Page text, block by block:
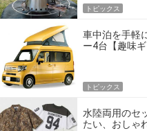
トピックス
車中泊を手軽
ー4台【趣味ギ
トピックス
水陸両用のセ
たい、おしゃ